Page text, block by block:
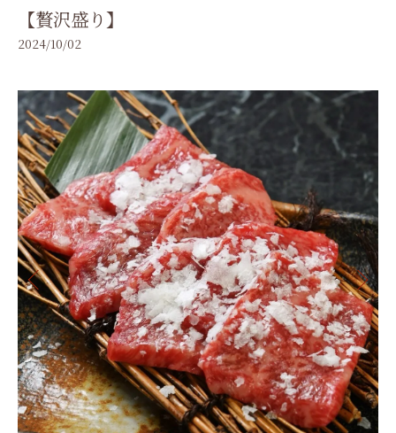
【贅沢盛り】
2024/10/02